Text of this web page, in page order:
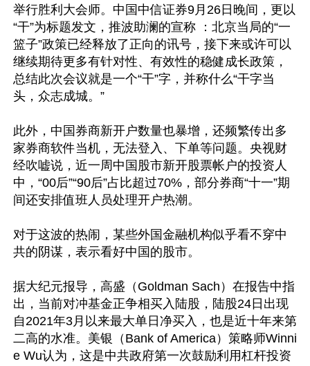
举行胜利大会师。中国中信证券9月26日晚间，更以
“干”为标题发文，推波助澜的宣称 ：北京当局的“一
篮子”政策已经释放了正向的讯号，接下来或许可以
继续期待更多有针对性、有效性的稳健成长政策，
总结此次会议就是一个“干”字，并称什么“干字当
头，众志成城。”
此外，中国券商新开户数量也暴增，还频繁传出多
家券商软件当机，无法登入、下单等问题。央视财
经吹嘘说，近一周中国股市新开股票帐户的投资人
中，“00后”“90后”占比超过70%，部分券商“十一”期
间还安排值班人员处理开户热潮。
对于这波的热闹，某些外国金融机构似乎看不穿中
共的阴谋，表示看好中国的股市。
据大纪元报导，高盛（Goldman Sach）在报告中指
出，当前对冲基金正争相买入陆股，陆股24日出现
自2021年3月以来最大单日净买入，也是近十年来第
二高的水准。美银（Bank of America）策略师Winni
e Wu认为，这是中共政府第一次鼓励利用杠杆投资